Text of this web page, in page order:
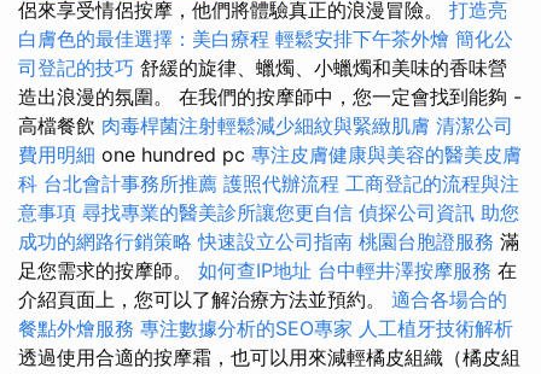
侶來享受情侶按摩，他們將體驗真正的浪漫冒險。 打造亮
白膚色的最佳選擇：美白療程 輕鬆安排下午茶外燴 簡化公
司登記的技巧 舒緩的旋律、蠟燭、小蠟燭和美味的香味營
造出浪漫的氛圍。 在我們的按摩師中，您一定會找到能夠 -
高檔餐飲 肉毒桿菌注射輕鬆減少細紋與緊緻肌膚 清潔公司
費用明細 one hundred pc 專注皮膚健康與美容的醫美皮膚
科 台北會計事務所推薦 護照代辦流程 工商登記的流程與注
意事項 尋找專業的醫美診所讓您更自信 偵探公司資訊 助您
成功的網路行銷策略 快速設立公司指南 桃園台胞證服務 滿
足您需求的按摩師。 如何查IP地址 台中輕井澤按摩服務 在
介紹頁面上，您可以了解治療方法並預約。 適合各場合的
餐點外燴服務 專注數據分析的SEO專家 人工植牙技術解析
透過使用合適的按摩霜，也可以用來減輕橘皮組織（橘皮組